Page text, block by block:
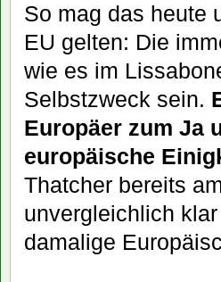
So mag das heute
EU gelten: Die
wie es im
Selbstzweck sein.
Europäer zum Ja
europäische
Thatcher bereits
unvergleichlich
damalige